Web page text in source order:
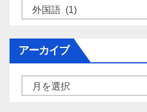
ー
アーカイブ